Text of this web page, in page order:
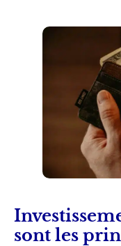
sont les